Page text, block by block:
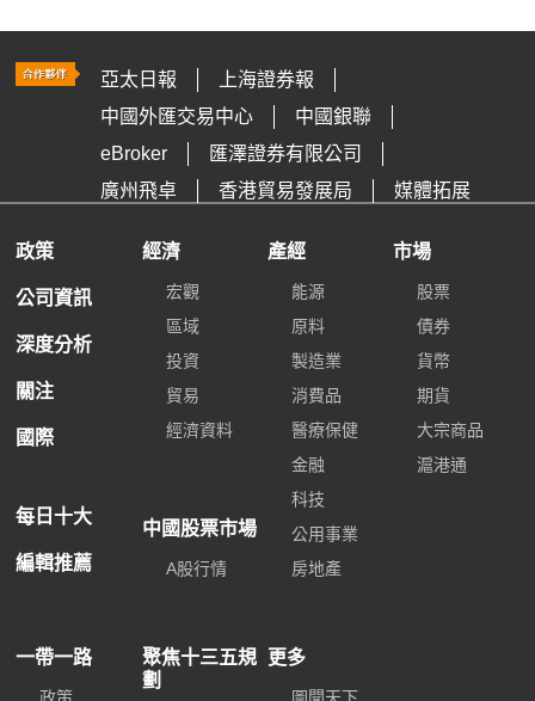
亞太日報
上海證券報
中國外匯交易中心
中國銀聯
eBroker
匯澤證券有限公司
廣州飛卓
香港貿易發展局 媒體拓展
政策
公司資訊
深度分析
關注
國際
每日十大
編輯推薦
經濟
宏觀
區域
投資
貿易
經濟資料
中國股票市場
A股行情
產經
能源
原料
製造業
消費品
醫療保健
金融
科技
公用事業
房地產
市場
股票
債券
貨幣
期貨
大宗商品
滬港通
一帶一路
聚焦十三五規
劃
更多